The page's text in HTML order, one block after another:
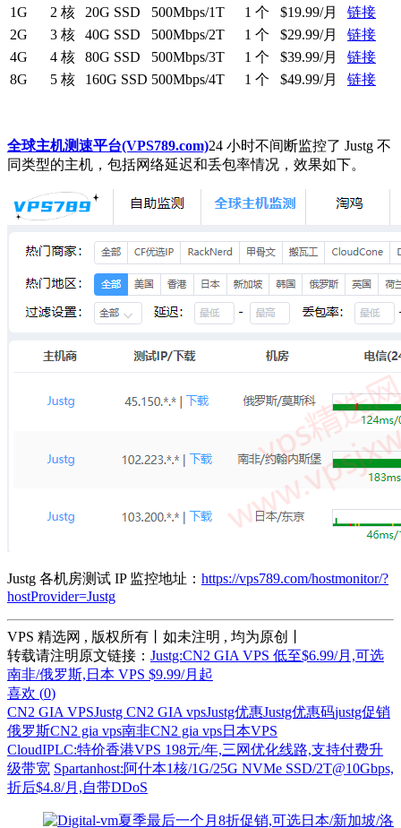
1G 2 核 20G SSD 500Mbps/1T 1 个 $19.99/月
链接
2G
3 核 40G SSD 500Mbps/2T 1 个 $29.99/月
链接
4G
4 核 80G SSD 500Mbps/3T 1 个 $39.99/月
链接
8G
5 核 160G SSD 500Mbps/4T 1 个 $49.99/月 链接
全球主机测速平台(VPS789.com)24 小时不间断监控了 Justg 不
同类型的主机，包括网络延迟和丢包率情况，效果如下。
Justg 各机房测试 IP 监控地址： https://vps789.com/hostmonitor/?
hostProvider=Justg
VPS 精选网 , 版权所有丨如未注明 , 均为原创丨
转载请注明原文链接： Justg:CN2 GIA VPS 低至$6.99/月,可选
南非/俄罗斯,日本 VPS $9.99/月起
喜欢 (0)
CN2 GIA VPSJustg CN2 GIA vpsJustg优惠Justg优惠码justg促销
俄罗斯CN2 gia vps南非CN2 gia vps日本VPS
CloudIPLC:特价香港VPS 198元/年,三网优化线路,支持付费升
级带宽 Spartanhost:阿什本1核/1G/25G NVMe SSD/2T@10Gbps,
折后$4.8/月,自带DDoS